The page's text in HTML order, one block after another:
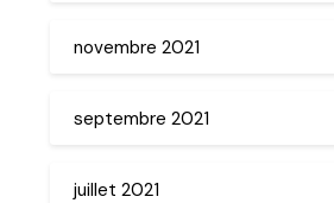
novembre 2021
septembre 2021
juillet 2021